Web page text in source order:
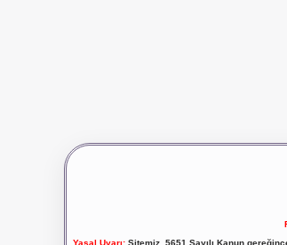
Yasal Uyarı:Sitemiz, 5651 Sayılı Kanun